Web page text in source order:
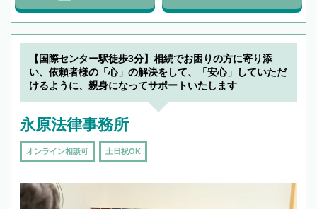
【国際センター駅徒歩3分】相続でお困りの方に寄り添
い、依頼者様の「心」の解決をして、「安心」していただ
けるように、親身になってサポートいたします
永原法律事務所
オンライン相談可 土日祝OK